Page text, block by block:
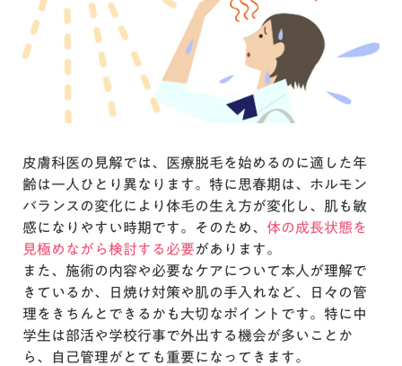
皮膚科医の見解では、医療脱毛を始めるのに適した年
齢は一人ひとり異なります。特に思春期は、ホルモン
バランスの変化により体毛の生え方が変化し、肌も敏
感になりやすい時期です。そのため、体の成長状態を
見極めながら検討する必要があります。
また、施術の内容や必要なケアについて本人が理解で
きているか、日焼け対策や肌の手入れなど、日々の管
理をきちんとできるかも大切なポイントです。特に中
学生は部活や学校行事で外出する機会が多いことか
ら、自己管理がとても重要になってきます。